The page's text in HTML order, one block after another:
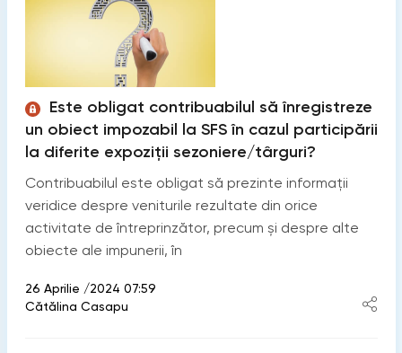
Este obligat contribuabilul să înregistreze
un obiect impozabil la SFS în cazul participării
la diferite expoziții sezoniere/târguri?
Contribuabilul este obligat să prezinte informaţii
veridice despre veniturile rezultate din orice
activitate de întreprinzător, precum şi despre alte
obiecte ale impunerii, în
26 Aprilie /2024 07:59
Cătălina Casapu